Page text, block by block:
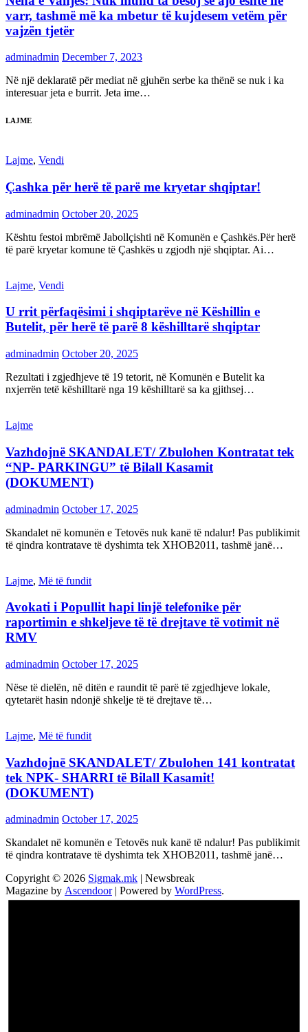
varr, tashmë më ka mbetur të kujdesem vetëm për
vajzën tjetër
adminadmin December 7, 2023
Në një deklaratë për mediat në gjuhën serbe ka thënë se nuk i ka
interesuar jeta e burrit. Jeta ime…
LAJME
Lajme, Vendi
Çashka për herë të parë me kryetar shqiptar!
adminadmin October 20, 2025
Kështu festoi mbrëmë Jabollçishti në Komunën e Çashkës.Për herë
të parë kryetar komune të Çashkës u zgjodh një shqiptar. Ai…
Lajme, Vendi
U rrit përfaqësimi i shqiptarëve në Këshillin e
Butelit, për herë të parë 8 këshilltarë shqiptar
adminadmin October 20, 2025
Rezultati i zgjedhjeve të 19 tetorit, në Komunën e Butelit ka
nxjerrën tetë këshilltarë nga 19 këshilltarë sa ka gjithsej…
Lajme
Vazhdojnë SKANDALET/ Zbulohen Kontratat tek
“NP- PARKINGU” të Bilall Kasamit
(DOKUMENT)
adminadmin October 17, 2025
Skandalet në komunën e Tetovës nuk kanë të ndalur! Pas publikimit
të qindra kontratave të dyshimta tek XHOB2011, tashmë janë…
Lajme, Më të fundit
Avokati i Popullit hapi linjë telefonike për
raportimin e shkeljeve të të drejtave të votimit në
RMV
adminadmin October 17, 2025
Nëse të dielën, në ditën e raundit të parë të zgjedhjeve lokale,
qytetarët hasin ndonjë shkelje të të drejtave të…
Lajme, Më të fundit
Vazhdojnē SKANDALET/ Zbulohen 141 kontratat
tek NPK- SHARRI të Bilall Kasamit!
(DOKUMENT)
adminadmin October 17, 2025
Skandalet në komunën e Tetovës nuk kanë të ndalur! Pas publikimit
të qindra kontratave të dyshimta tek XHOB2011, tashmë janë…
Copyright © 2026 Sigmak.mk | Newsbreak
Magazine by Ascendoor| Powered by WordPress.